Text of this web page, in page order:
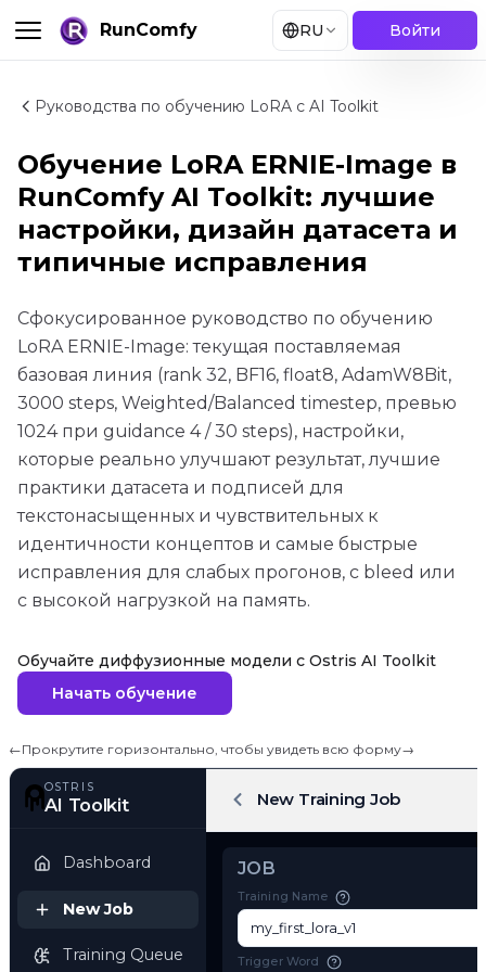
RunComfy RU Войти
Руководства по обучению LoRA с AI Toolkit
Обучение LoRA ERNIE-Image в
RunComfy AI Toolkit: лучшие
настройки, дизайн датасета и
типичные исправления
Сфокусированное руководство по обучению
LoRA ERNIE-Image: текущая поставляемая
базовая линия (rank 32, BF16, float8, AdamW8Bit,
3000 steps, Weighted/Balanced timestep, превью
1024 при guidance 4 / 30 steps), настройки,
которые реально улучшают результат, лучшие
практики датасета и подписей для
текстонасыщенных и чувствительных к
идентичности концептов и самые быстрые
исправления для слабых прогонов, с bleed или
с высокой нагрузкой на память.
Обучайте диффузионные модели с Ostris AI Toolkit
Начать обучение
←Прокрутите горизонтально, чтобы увидеть всю форму→
OSTRIS
Dashboard
New Training Job
JOB